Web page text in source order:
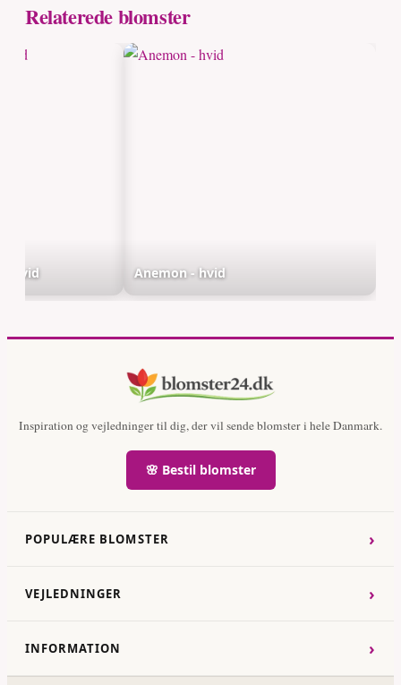
Relaterede blomster
- hvid Anemon - hvid
Inspiration og vejledninger til dig, der vil sende blomster i hele Danmark.
🌸 Bestil blomster
POPULÆRE BLOMSTER ›
VEJLEDNINGER ›
INFORMATION ›